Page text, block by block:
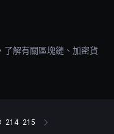
了解有關區塊鏈、加密貨
214 215